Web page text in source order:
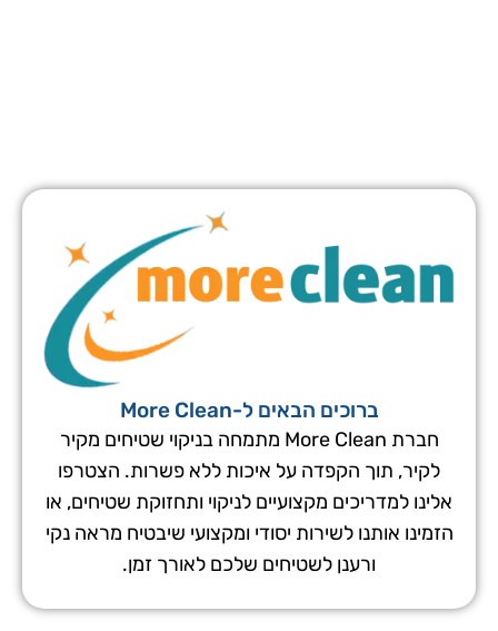
ברוכים הבאים ל-More Clean
חברת More Clean מתמחה בניקוי שטיחים מקיר
לקיר, תוך הקפדה על איכות ללא פשרות. הצטרפו
אלינו למדריכים מקצועיים לניקוי ותחזוקת שטיחים, או
הזמינו אותנו לשירות יסודי ומקצועי שיבטיח מראה נקי
ורענן לשטיחים שלכם לאורך זמן.